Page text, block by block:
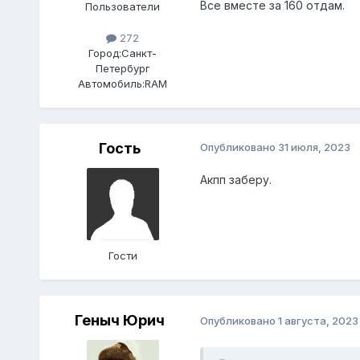
Пользователи
272
Город:Санкт-
Петербург
Автомобиль:RAM
Все вместе за 160 отдам.
Гость
Гости
Опубликовано 31 июля, 2023
Акпп заберу.
Геныч Юрич Опубликовано 1 августа, 2023